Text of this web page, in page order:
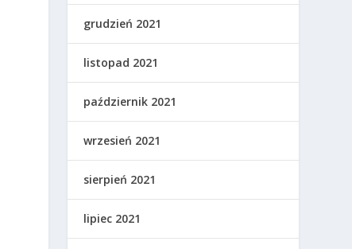
grudzień 2021
listopad 2021
październik 2021
wrzesień 2021
sierpień 2021
lipiec 2021